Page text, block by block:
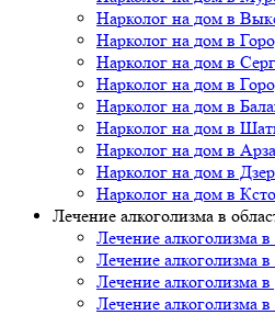
Нарколог на дом в
Нарколог на дом в
Нарколог на дом в
Нарколог на дом в
Нарколог на дом в
Нарколог на дом в
Нарколог на дом в
Нарколог на дом в
Нарколог на дом в
Лечение алкоголизма в
Лечение алкоголизма
Лечение алкоголизма
Лечение алкоголизма
Лечение алкоголизма